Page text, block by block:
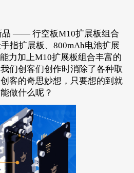
品 —— 行空板M10扩展板组合
指扩展板、800mAh电池扩展
力加上M10扩展板组合丰富的
们创客们创作时消除了各种取
客的奇思妙想，只要想的到就
做什么呢？